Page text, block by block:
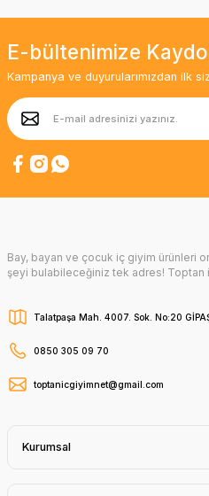
E-bültenimize
Kampanya ve duyurularımızdan ilk
Bay, bayan ve çocuk iç giyim ürünleri
şeyi bulabileceğiniz tek adres! Toptan
Talatpaşa Mah. 4007. Sok. No:20
0850 305 09 70
toptanicgiyimnet@gmail.com
Kurumsal